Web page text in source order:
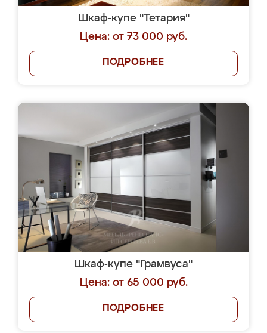
Шкаф-купе "Тетария"
Цена: от 73 000 руб.
ПОДРОБНЕЕ
Шкаф-купе "Грамвуса"
Цена: от 65 000 руб.
ПОДРОБНЕЕ